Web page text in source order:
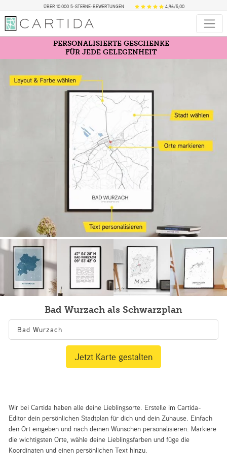
ÜBER 10.000 5-STERNE-BEWERTUNGEN 4,96/5,00
PERSONALISIERTE GESCHENKE
FÜR JEDE GELEGENHEIT
Bad Wurzach als Schwarzplan
Wir bei Cartida haben alle deine Lieblingsorte. Erstelle im Cartida-
Editor dein persönlichen Stadtplan für dich und dein Zuhause. Einfach
den Ort eingeben und nach deinen Wünschen personalisieren: Markiere
die wichtigsten Orte, wähle deine Lieblingsfarben und füge die
Koordinaten und einen persönlichen Text hinzu.
Jetzt Karte gestalten